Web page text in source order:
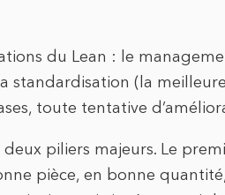
du Lean : le
standardisation (la
toute tentative
piliers majeurs. Le
pièce, en bonne